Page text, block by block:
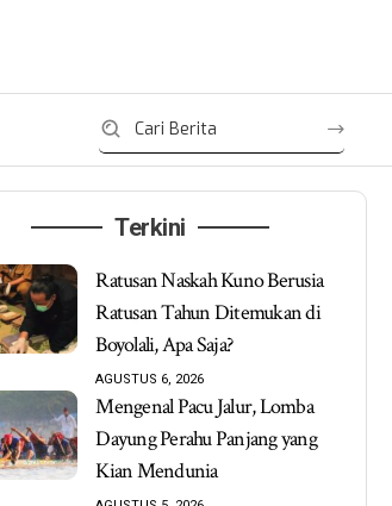
Terkini
Ratusan Naskah Kuno Berusia
Ratusan Tahun Ditemukan di
Boyolali, Apa Saja?
AGUSTUS 6, 2026
Mengenal Pacu Jalur, Lomba
Dayung Perahu Panjang yang
Kian Mendunia